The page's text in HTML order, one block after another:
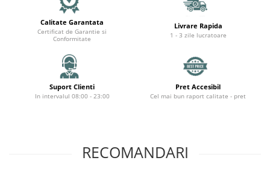
Organizatoare cabluri
Unelte & truse
Adezivi & pastă termoconductoare
Rulouri de nichel
Tuburi termocontractabile
Șuruburi / kituri prindere
Calitate Garantata
Certificat de Garantie si
Conformitate
Livrare Rapida
1 - 3 zile lucratoare
Suport Clienti
In intervalul 08:00 - 23:00
Pret Accesibil
Cel mai bun raport calitate - pret
RECOMANDARI